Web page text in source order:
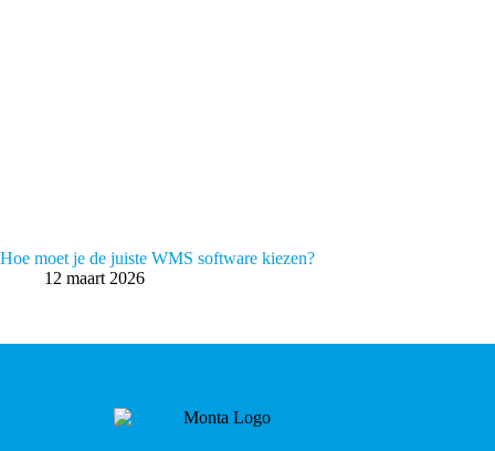
Hoe moet je de juiste WMS software kiezen?
12 maart 2026